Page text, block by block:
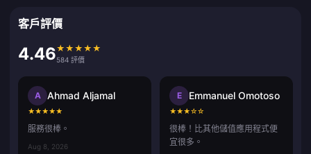
客戶評價
4.46★ ★ ★ ★ ★
584 評價
A Ahmad Aljamal
★★★★★
服務很棒。
Aug 8, 2026
E Emmanuel Omotoso
★★★☆☆
很棒！比其他儲值應用程式便
宜很多。